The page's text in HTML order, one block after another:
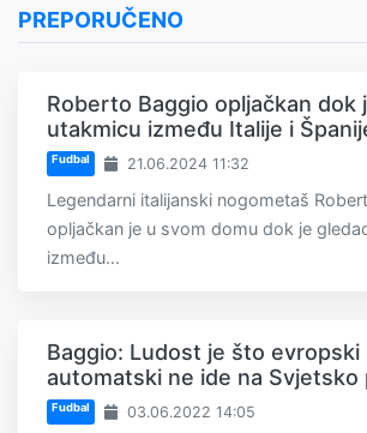
PREPORUČENO
Roberto Baggio opljačkan dok
utakmicu između Italije i
Fudbal 21.06.2024 11:32
Legendarni italijanski nogometaš
opljačkan je u svom domu dok je
između...
Baggio: Ludost je što evropski
automatski ne ide na Svjetsko
Fudbal 03.06.2022 14:05